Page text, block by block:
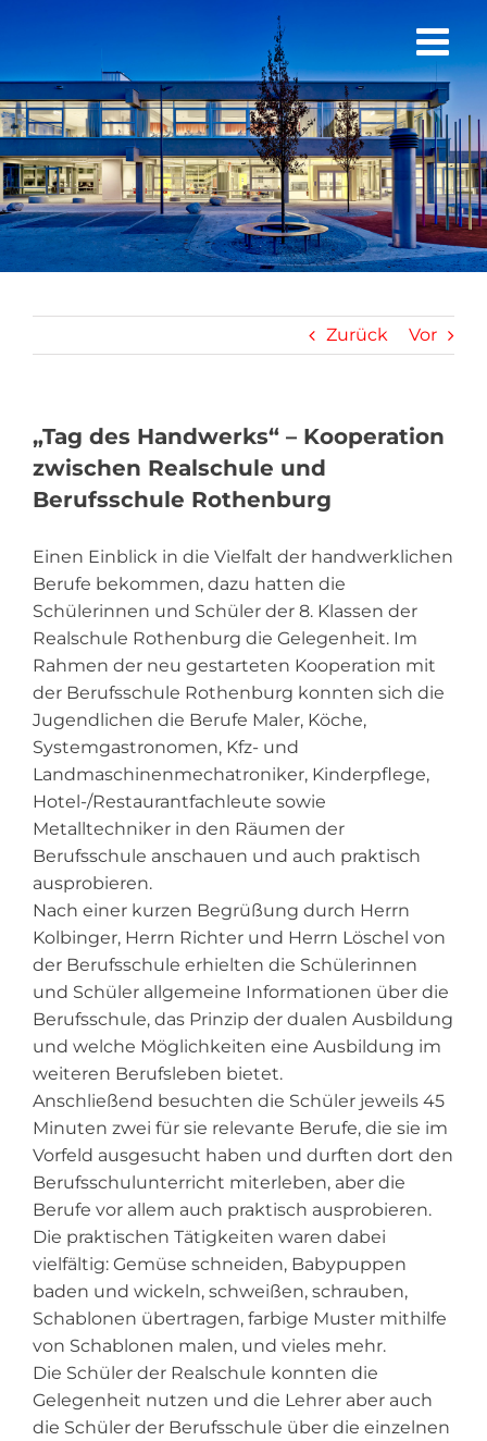
Zurück Vor
„Tag des Handwerks“ – Kooperation
zwischen Realschule und
Berufsschule Rothenburg
Einen Einblick in die Vielfalt der handwerklichen
Berufe bekommen, dazu hatten die
Schülerinnen und Schüler der 8. Klassen der
Realschule Rothenburg die Gelegenheit. Im
Rahmen der neu gestarteten Kooperation mit
der Berufsschule Rothenburg konnten sich die
Jugendlichen die Berufe Maler, Köche,
Systemgastronomen, Kfz- und
Landmaschinenmechatroniker, Kinderpflege,
Hotel-/Restaurantfachleute sowie
Metalltechniker in den Räumen der
Berufsschule anschauen und auch praktisch
ausprobieren.
Nach einer kurzen Begrüßung durch Herrn
Kolbinger, Herrn Richter und Herrn Löschel von
der Berufsschule erhielten die Schülerinnen
und Schüler allgemeine Informationen über die
Berufsschule, das Prinzip der dualen Ausbildung
und welche Möglichkeiten eine Ausbildung im
weiteren Berufsleben bietet.
Anschließend besuchten die Schüler jeweils 45
Minuten zwei für sie relevante Berufe, die sie im
Vorfeld ausgesucht haben und durften dort den
Berufsschulunterricht miterleben, aber die
Berufe vor allem auch praktisch ausprobieren.
Die praktischen Tätigkeiten waren dabei
vielfältig: Gemüse schneiden, Babypuppen
baden und wickeln, schweißen, schrauben,
Schablonen übertragen, farbige Muster mithilfe
von Schablonen malen, und vieles mehr.
Die Schüler der Realschule konnten die
Gelegenheit nutzen und die Lehrer aber auch
die Schüler der Berufsschule über die einzelnen